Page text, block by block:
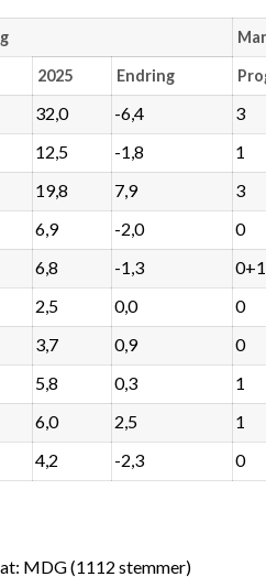
2025 Endring
32,0 -6,4 3
12,5 -1,8 1
19,8 7,9 3
6,9 -2,0 0
6,8 -1,3 0+1
2,5 0,0 0
3,7 0,9 0
5,8 0,3 1
6,0 2,5 1
4,2 -2,3 0
MDG (1112 stemmer)